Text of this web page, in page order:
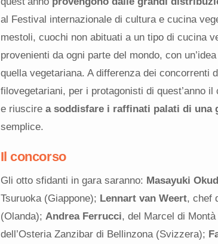
al Festival internazionale di cultura e cucina
mestoli, cuochi non abituati a un tipo di cucina
provenienti da ogni parte del mondo, con
quella vegetariana. A differenza dei concorrenti
filovegetariani, per i protagonisti di quest’anno
e riuscirea soddisfare i raffinati palati di una
semplice.
Il concorso
Gli otto sfidanti in gara saranno: Masayuki
Tsuruoka (Giappone); Lennart van Weert, chef
(Olanda); Andrea Ferrucci, del Marcel di Montà
dell’Osteria Zanzibar di Bellinzona (Svizzera);